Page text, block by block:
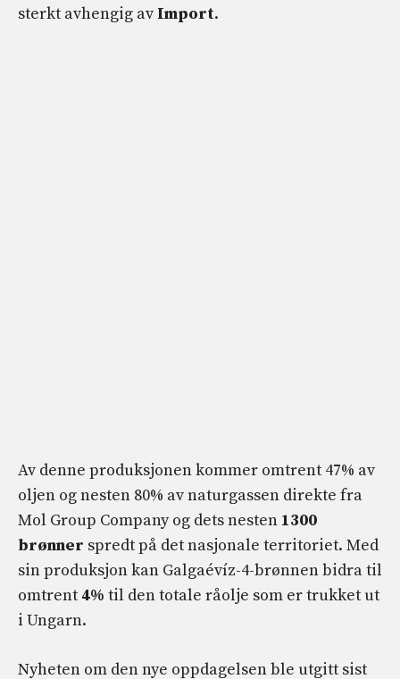
sterkt avhengig av Import.
Av denne produksjonen kommer omtrent 47% av
oljen og nesten 80% av naturgassen direkte fra
Mol Group Company og dets nesten 1300
brønner spredt på det nasjonale territoriet. Med
sin produksjon kan Galgaévíz-4-brønnen bidra til
omtrent 4% til den totale råolje som er trukket ut
i Ungarn.
Nyheten om den nye oppdagelsen ble utgitt sist